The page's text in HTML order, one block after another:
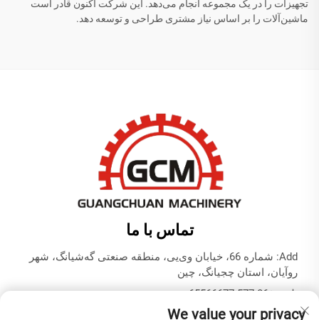
تجهیزات را در یک مجموعه انجام می‌دهد. این شرکت اکنون قادر است
ماشین‌آلات را بر اساس نیاز مشتری طراحی و توسعه دهد.
تماس با ما
Add: شماره 66، خیابان وی‌یی، منطقه صنعتی گه‌شیانگ، شهر
روآیان، استان چجیانگ، چین
تلفن:+86-577-65566677
ایمیل:[email protected]
We value your privacy